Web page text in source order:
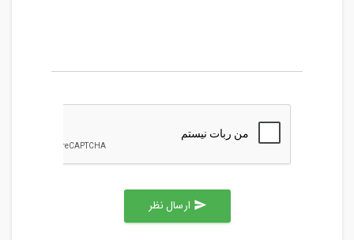
مدت کلاس : 01:30 ساعت
15:30
مدت کلاس : 00:30 ساعت
send